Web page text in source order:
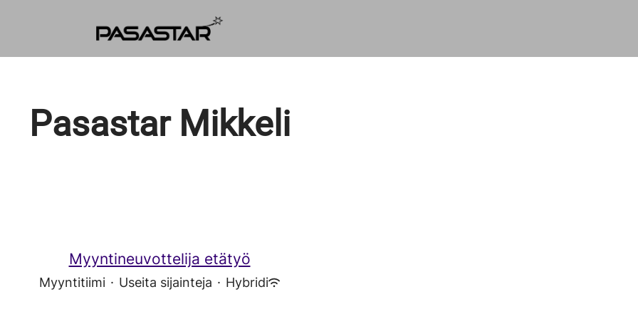
Pasastar Mikkeli
Myyntineuvottelija etätyö
Myyntitiimi · Useita sijainteja · Hybridi